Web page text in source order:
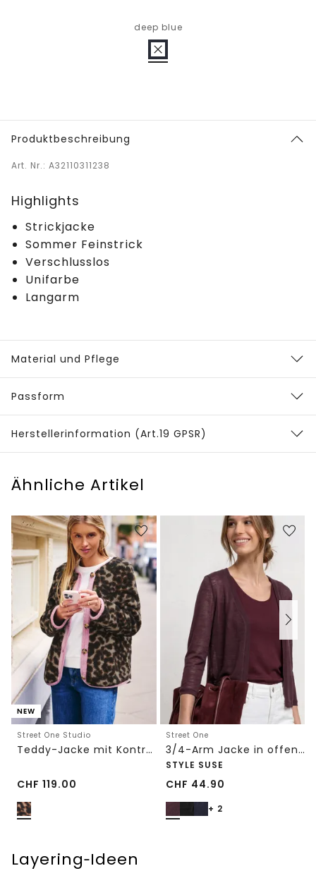
deep blue
Produktbeschreibung
Art. Nr.: A32110311238
Highlights
Strickjacke
Sommer Feinstrick
Verschlusslos
Unifarbe
Langarm
Material und Pflege
Passform
Herstellerinformation (Art.19 GPSR)
Ähnliche Artikel
NEW
Street One Studio
Teddy-Jacke mit Kontrastdetail
CHF 119.00
Street One
3/4-Arm Jacke in offener Passform
STYLE SUSE
CHF 44.90
+ 2
Layering‑Ideen